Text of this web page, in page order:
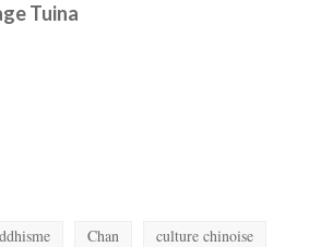
Tuina
Chan
culture chinoise